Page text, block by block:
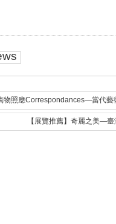
物照應Correspondances—當代
【展覽推薦】奇麗之美—